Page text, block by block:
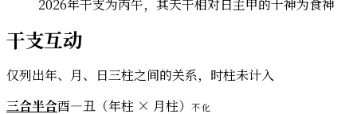
2026年干支为丙午，其天干相对日主甲的十神为食神
干支互动
仅列出年、月、日三柱之间的关系，时柱未计入
三合半合酉—丑（年柱 × 月柱） 不化